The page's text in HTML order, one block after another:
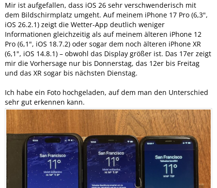
Mir ist aufgefallen, dass iOS 26 sehr verschwenderisch mit
dem Bildschirmplatz umgeht. Auf meinem iPhone 17 Pro (6,3",
iOS 26.2.1) zeigt die Wetter-App deutlich weniger
Informationen gleichzeitig als auf meinem älteren iPhone 12
Pro (6,1", iOS 18.7.2) oder sogar dem noch älteren iPhone XR
(6,1", iOS 14.8.1) – obwohl das Display größer ist. Das 17er zeigt
mir die Vorhersage nur bis Donnerstag, das 12er bis Freitag
und das XR sogar bis nächsten Dienstag.
Ich habe ein Foto hochgeladen, auf dem man den Unterschied
sehr gut erkennen kann.